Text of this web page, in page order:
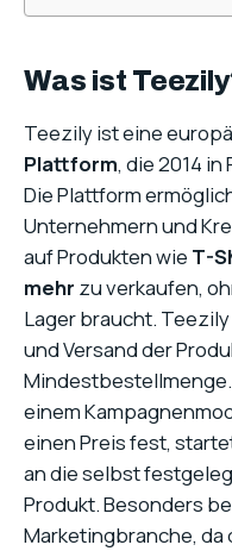
Was ist
Teezily ist eine
Plattform, die 2014
Die Plattform
Unternehmern und
auf Produkten wie T-
mehr zu verkaufen,
Lager braucht.
und Versand der
einem
einen Preis fest,
an die selbst
Produkt. Besonders
Marketingbranche, da